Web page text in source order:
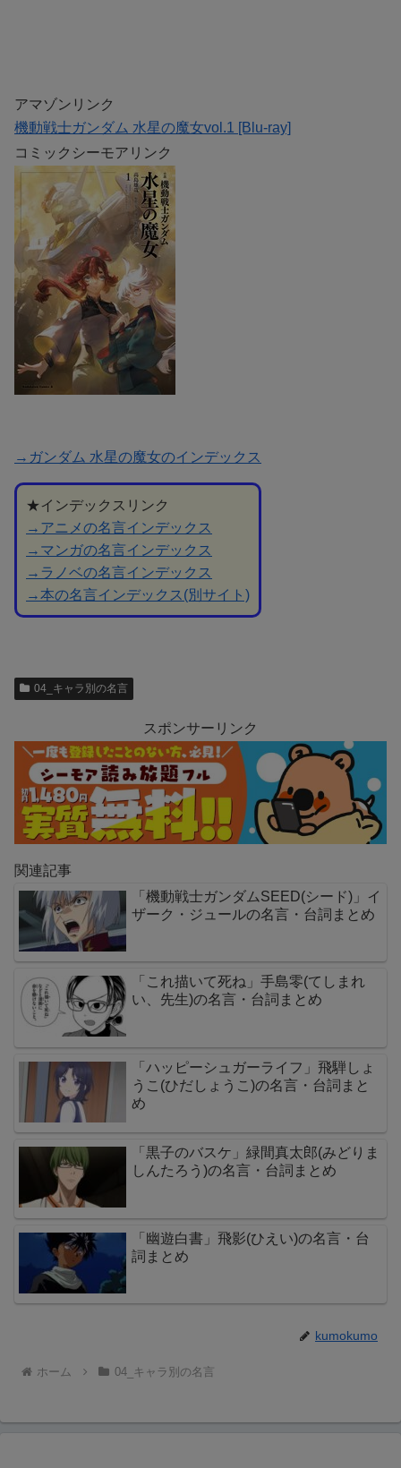
アマゾンリンク
機動戦士ガンダム 水星の魔女vol.1 [Blu-ray]
コミックシーモアリンク
→ガンダム 水星の魔女のインデックス
★インデックスリンク
→アニメの名言インデックス
→マンガの名言インデックス
→ラノベの名言インデックス
→本の名言インデックス(別サイト)
04_キャラ別の名言
スポンサーリンク
関連記事
「機動戦士ガンダムSEED(シード)」イ
ザーク・ジュールの名言・台詞まとめ
「これ描いて死ね」手島零(てしまれ
い、先生)の名言・台詞まとめ
「ハッピーシュガーライフ」飛騨しょ
うこ(ひだしょうこ)の名言・台詞まと
め
「黒子のバスケ」緑間真太郎(みどりま
しんたろう)の名言・台詞まとめ
「幽遊白書」飛影(ひえい)の名言・台
詞まとめ
kumokumo
ホーム 04_キャラ別の名言